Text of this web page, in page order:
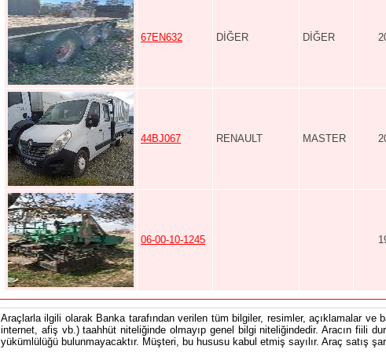
67EN632 DİĞER DİĞER
44BJ067 RENAULT MASTER
06-00-10-1245
Araçlarla ilgili olarak Banka tarafından verilen tüm bilgiler, resimler, açıklamalar ve
internet, afiş vb.) taahhüt niteliğinde olmayıp genel bilgi niteliğindedir. Aracın fiili
yükümlülüğü bulunmayacaktır. Müşteri, bu hususu kabul etmiş sayılır. Araç satış